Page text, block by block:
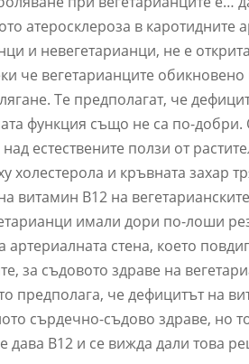
атеросклероза в
и невегетарианци, не е
че вегетарианците
Те предполагат, че
функция също не са по-
естествените ползи от
холестерола и кръвната захар
витамин B12 на
имали дори по-лоши
артериалната стена, което
за съдовото здраве на
предполага, че дефицитът на
сърдечно-съдово здраве, но
дава B12 и се вижда дали това